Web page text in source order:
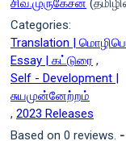
சிவ.முருகேசன்
Categories:
Translation |
Essay | கட்டுரை ,
Self - Development |
சுயமுன்னேற்றம்
, 2023 Releases
Based on 0 reviews. -